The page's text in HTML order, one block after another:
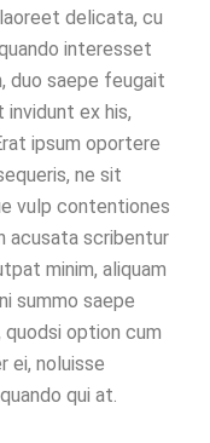
delicata, cu
interesset
duo saepe feugait
invidunt ex his,
ipsum oportere
ne sit
vulp contentiones
acusata scribentur
minim, aliquam
summo saepe
quodsi option cum
ei, noluisse
qui at.